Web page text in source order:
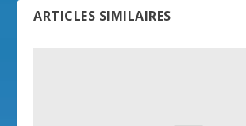
ARTICLES SIMILAIRES